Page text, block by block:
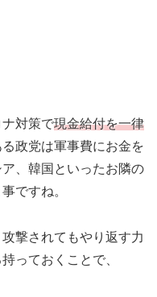
対策で現金給付を一律
政党は軍事費にお金を
、韓国といったお隣の
ですね。
撃されてもやり返す力
っておくことで、